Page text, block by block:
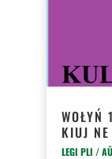
WOŁYŃ
KIUJ
LEGI PLI /